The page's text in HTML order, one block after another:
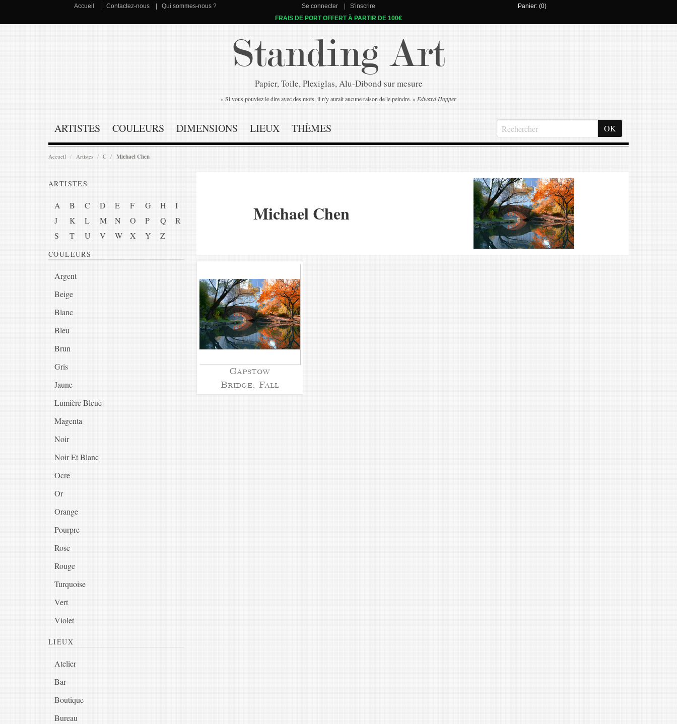
Accueil Contactez-nous Qui sommes-nous ? Se connecter S'inscrire
Panier: (0)
FRAIS DE PORT OFFERT À PARTIR DE 100€
Standing Art
Papier, Toile, Plexiglas, Alu-Dibond sur mesure
« Si vous pouviez le dire avec des mots, il n'y aurait aucune raison de le peindre. » Edward Hopper
ARTISTES COULEURS DIMENSIONS LIEUX THÈMES
Accueil Artistes C Michael Chen
ARTISTES
A B C D E F G H
I
J
K L M N O P Q
R
S
T U V W X Y Z
COULEURS
Argent
Beige
Blanc
Bleu
Brun
Gris
Jaune
Lumière Bleue
Magenta
Noir
Noir Et Blanc
Ocre
Or
Orange
Pourpre
Rose
Rouge
Turquoise
Vert
Violet
LIEUX
Atelier
Bar
Boutique
Bureau
Michael Chen
Gapstow
Bridge, Fall